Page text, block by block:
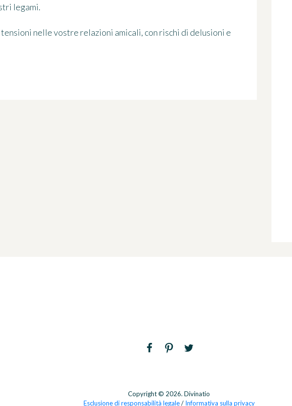
legami.
nelle vostre relazioni amicali, con rischi di delusioni e
Copyright © 2026. Divinatio
Esclusione di responsabilità legale/ Informativa sulla privacy